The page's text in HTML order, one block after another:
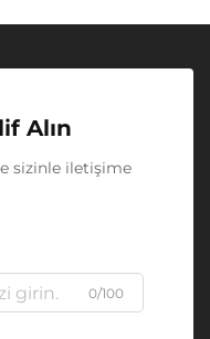
Alın
sizinle iletişime
0/100